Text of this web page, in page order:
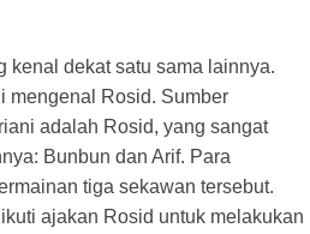
kenal dekat satu sama lainnya.
mengenal Rosid. Sumber
adalah Rosid, yang sangat
Bunbun dan Arif. Para
tiga sekawan tersebut.
ajakan Rosid untuk melakukan